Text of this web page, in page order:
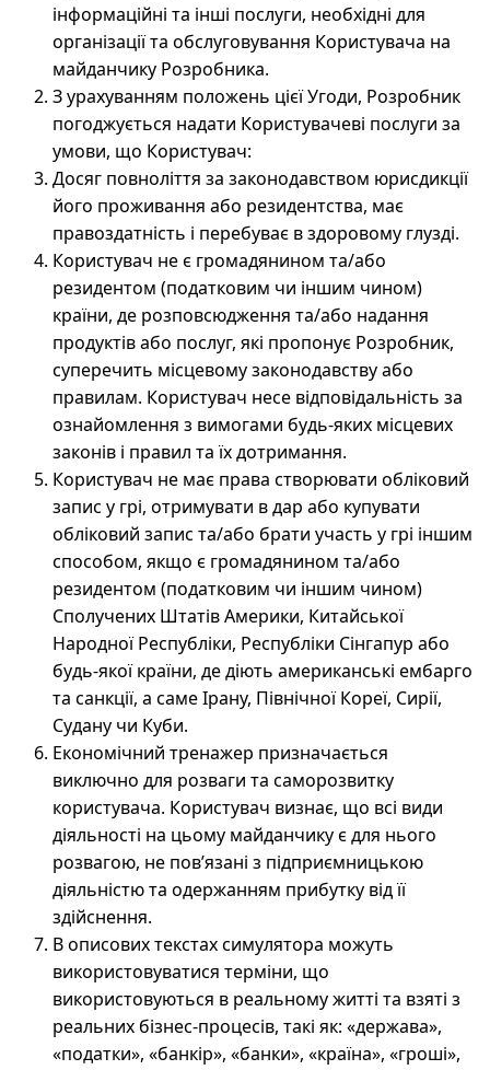
інформаційні та інші послуги, необхідні для
організації та обслуговування Користувача на
майданчику Розробника.
З урахуванням положень цієї Угоди, Розробник
погоджується надати Користувачеві послуги за
умови, що Користувач:
Досяг повноліття за законодавством юрисдикції
його проживання або резидентства, має
правоздатність і перебуває в здоровому глузді.
Користувач не є громадянином та/або
резидентом (податковим чи іншим чином)
країни, де розповсюдження та/або надання
продуктів або послуг, які пропонує Розробник,
суперечить місцевому законодавству або
правилам. Користувач несе відповідальність за
ознайомлення з вимогами будь-яких місцевих
законів і правил та їх дотримання.
Користувач не має права створювати обліковий
запис у грі, отримувати в дар або купувати
обліковий запис та/або брати участь у грі іншим
способом, якщо є громадянином та/або
резидентом (податковим чи іншим чином)
Сполучених Штатів Америки, Китайської
Народної Республіки, Республіки Сінгапур або
будь-якої країни, де діють американські ембарго
та санкції, а саме Ірану, Північної Кореї, Сирії,
Судану чи Куби.
Економічний тренажер призначається
виключно для розваги та саморозвитку
користувача. Користувач визнає, що всі види
діяльності на цьому майданчику є для нього
розвагою, не пов’язані з підприємницькою
діяльністю та одержанням прибутку від її
здійснення.
В описових текстах симулятора можуть
використовуватися терміни, що
використовуються в реальному житті та взяті з
реальних бізнес-процесів, такі як: «держава»,
«податки», «банкір», «банки», «країна», «гроші»,